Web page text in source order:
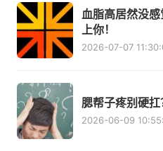
血脂高居然没
上你！
2026-07-07
腮帮子疼别硬
2026-06-09